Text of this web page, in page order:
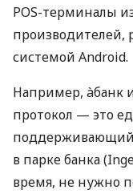
POS-терминалы
системой Android.
Например, àбанк
протокол — это
поддерживающий
в парке банка
время, не нужно